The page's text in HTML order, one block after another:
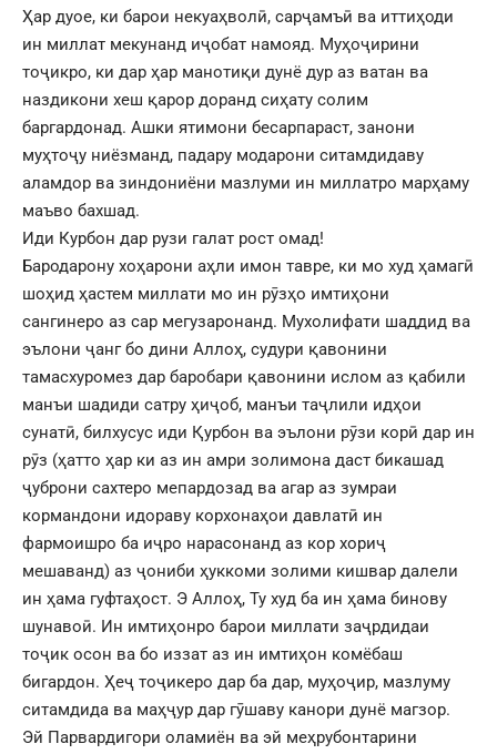
Ҳар дуое, ки барои некуаҳволӣ, сарҷамъӣ ва иттиҳоди
ин миллат мекунанд иҷобат намояд. Муҳоҷирини
тоҷикро, ки дар ҳар манотиқи дунё дур аз ватан ва
наздикони хеш қарор доранд сиҳату солим
баргардонад. Ашки ятимони бесарпараст, занони
муҳтоҷу ниёзманд, падару модарони ситамдидаву
аламдор ва зиндониёни мазлуми ин миллатро марҳаму
маъво бахшад.
Иди Курбон дар рузи галат рост омад!
Бародарону хоҳарони аҳли имон тавре, ки мо худ ҳамагӣ
шоҳид ҳастем миллати мо ин рӯзҳо имтиҳони
сангинеро аз сар мегузаронанд. Мухолифати шаддид ва
эълони ҷанг бо дини Аллоҳ, судури қавонини
тамасхуромез дар баробари қавонини ислом аз қабили
манъи шадиди сатру ҳиҷоб, манъи таҷлили идҳои
сунатӣ, билхусус иди Қурбон ва эълони рӯзи корӣ дар ин
рӯз (ҳатто ҳар ки аз ин амри золимона даст бикашад
ҷуброни сахтеро мепардозад ва агар аз зумраи
кормандони идораву корхонаҳои давлатӣ ин
фармоишро ба иҷро нарасонанд аз кор хориҷ
мешаванд) аз ҷониби ҳуккоми золими кишвар далели
ин ҳама гуфтаҳост. Э Аллоҳ, Ту худ ба ин ҳама бинову
шунавоӣ. Ин имтиҳонро барои миллати заҷрдидаи
тоҷик осон ва бо иззат аз ин имтиҳон комёбаш
бигардон. Ҳеҷ тоҷикеро дар ба дар, муҳоҷир, мазлуму
ситамдида ва маҳҷур дар гӯшаву канори дунё магзор.
Эй Парвардигори оламиён ва эй меҳрубонтарини